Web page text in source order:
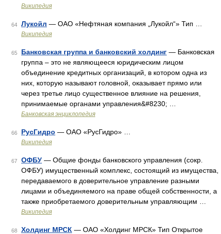
Википедия
64 Лукойл — ОАО «Нефтяная компания „Лукойл“» Тип …
Википедия
65 Банковская группа и банковский холдинг — Банковская
группа – это не являющееся юридическим лицом
объединение кредитных организаций, в котором одна из
них, которую называют головной, оказывает прямо или
через третье лицо существенное влияние на решения,
принимаемые органами управления&#8230; …
Банковская энциклопедия
66 РусГидро — ОАО «РусГидро» …
Википедия
67 ОФБУ — Общие фонды банковского управления (сокр.
ОФБУ) имущественный комплекс, состоящий из имущества,
передаваемого в доверительное управление разными
лицами и объединяемого на праве общей собственности, а
также приобретаемого доверительным управляющим …
Википедия
68 Холдинг МРСК — ОАО «Холдинг МРСК» Тип Открытое